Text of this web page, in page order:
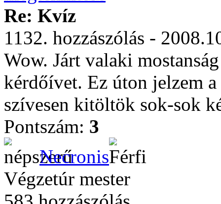
Re: Kvíz
1132. hozzászólás -
Wow. Járt valaki
kérdőívet. Ez úton jelzem
szívesen kitöltök sok-sok
Pontszám: 3
Necronis
Végzetúr mester